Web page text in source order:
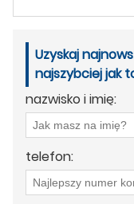
Uzyskaj
najszybciej jak
nazwisko i imię:
telefon: